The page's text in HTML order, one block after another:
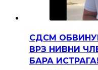
СДСМ
ВРЗ НИВНИ
БАРА ИСТРАГА!